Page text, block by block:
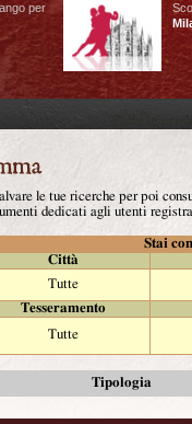
per
le tue ricerche per poi
dedicati agli utenti
Stai
Città
Tutte
Tesseramento
Tutte
Tipologia